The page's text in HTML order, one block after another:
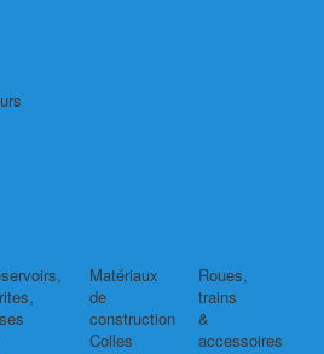
Matériaux
de
construction
Colles
Roues,
trains
&
accessoires